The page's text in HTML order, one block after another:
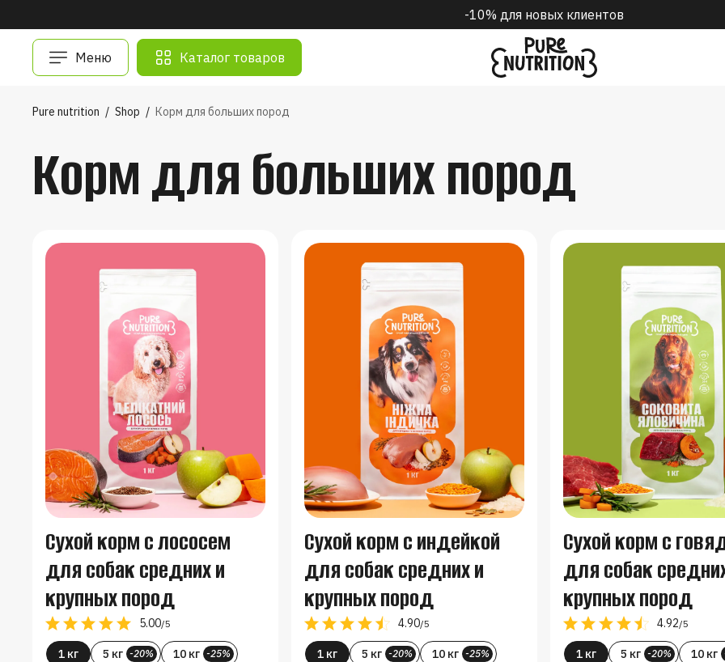
Бесплатная доставка по Украине от 1000 грн
Меню Каталог товаров
Pure nutrition / Shop / Корм для больших пород
Корм для больших пород
Сухой корм с лососем
для собак средних и
крупных пород
5.00/5
1 кг 5 кг -20% 10 кг -25%
Сухой корм с индейкой
для собак средних и
крупных пород
4.90/5
1 кг 5 кг -20% 10 кг -25%
Сухой корм с
для собак
крупных пород
4.92/5
1 кг 5 кг -20% 10 кг